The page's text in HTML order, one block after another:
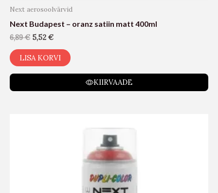
Next aerosoolvärvid
Next Budapest – oranz satiin matt 400ml
6,89€ 5,52 €
LISA KORVI
KIIRVAADE